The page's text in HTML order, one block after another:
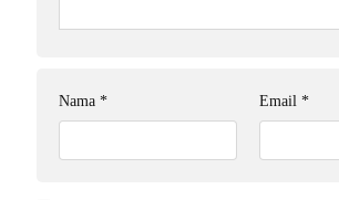
Nama * Email *